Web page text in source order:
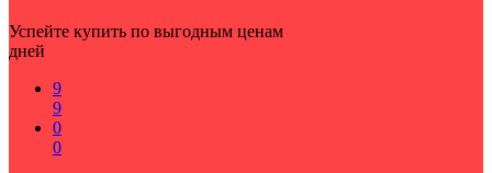
Успейте купить по выгодным ценам
дней
9
9
0
0